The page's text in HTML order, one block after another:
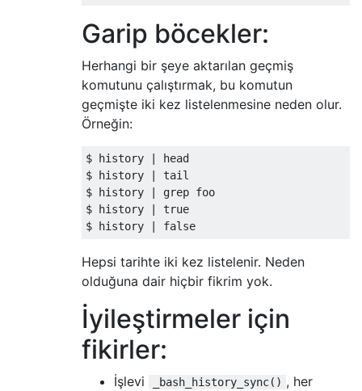
Garip böcekler:
Herhangi bir şeye aktarılan geçmiş
komutunu çalıştırmak, bu komutun
geçmişte iki kez listelenmesine neden olur.
Örneğin:
$ history |
head
$ history
|
tail
$ history
|
grep foo
$ history
|
true
$ history
| false
Hepsi tarihte iki kez listelenir. Neden
olduğuna dair hiçbir fikrim yok.
İyileştirmeler için
fikirler:
İşlevi _bash_history_sync() , her